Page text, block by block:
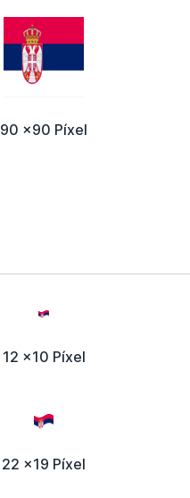
90 x90 Píxel
12 x10 Píxel
22 x19 Píxel